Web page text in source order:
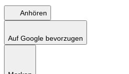
Anhören
Auf Google bevorzugen